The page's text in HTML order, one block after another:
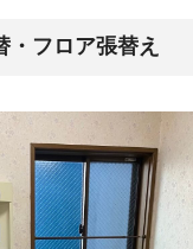
・フロア張替え